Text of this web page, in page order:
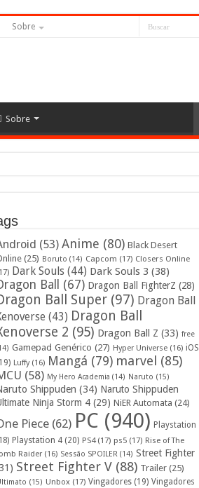
Sobre
Sobre
(53) Anime (80) Black Desert
(25) Boruto (14) Capcom (17) Closers Online
Dark Souls(44) Dark Souls 3 (38)
Ball (67) Dragon Ball FighterZ (28)
Ball Super(97) Dragon Ball
(43) Dragon Ball
2 (95) Dragon Ball Z (33) free
Gamepad Genérico (27) Hyper Universe(16) iOS
Luffy(16) Mangá (79) marvel (85)
(58) My Hero Academia (14) Naruto (15)
Shippuden (34) Naruto Shippuden
Ninja Storm 4(29) NiER Automata (24)
Piece(62) PC (940) Playstation
Playstation 4(20) PS4(17) ps5(17) Rise of The
Raider(16) Sessão SPOILER(14) Street Fighter
Street Fighter V(88) Trailer(25)
(15) Unbox(17) Vingadores(19) Vingadores